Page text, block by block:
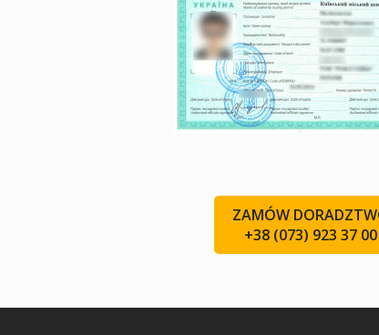
ZAMÓW
+38 (073) 923 37 00